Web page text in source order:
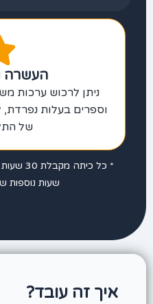
העשרה
ניתן לרכוש ערכות
וספרים בעלות נפרדת,
של
* כל
שעות נוספות
איך זה עובד?